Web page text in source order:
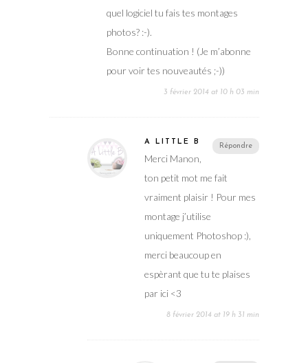
quel logiciel tu fais tes montages
photos? :-).
Bonne continuation ! (Je m’abonne
pour voir tes nouveautés ;-))
3 février 2014 at 10 h 03 min
Répondre
A LITTLE B
Merci Manon,
ton petit mot me fait
vraiment plaisir ! Pour mes
montage j’utilise
uniquement Photoshop :),
merci beaucoup en
espèrant que tu te plaises
par ici <3
8 février 2014 at 19 h 31 min